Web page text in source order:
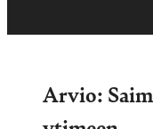
Arvio: